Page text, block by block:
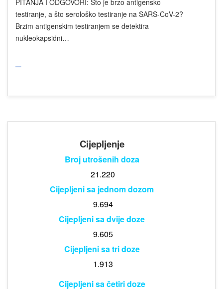
testiranje, a što serološko testiranje na SARS-CoV-2?
Brzim antigenskim testiranjem se detektira
nukleokapsidni…
Cijepljenje
Broj utrošenih doza
21.220
Cijepljeni sa jednom dozom
9.694
Cijepljeni sa dvije doze
9.605
Cijepljeni sa tri doze
1.913
Cijepljeni sa četiri doze